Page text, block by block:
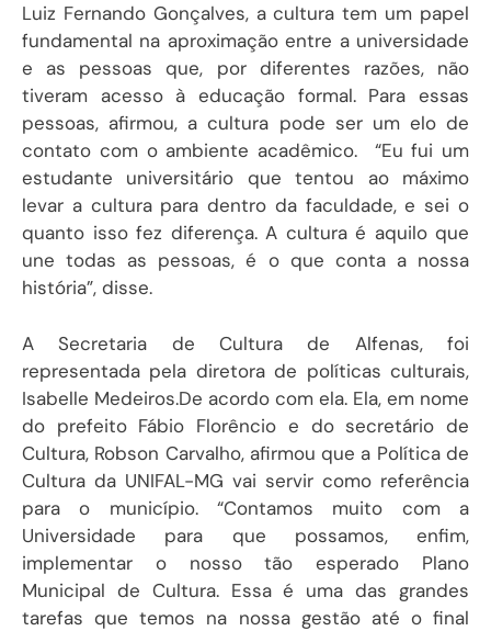
Luiz Fernando Gonçalves, a cultura tem um papel
fundamental na aproximação entre a universidade
e as pessoas que, por diferentes razões, não
tiveram acesso à educação formal. Para essas
pessoas, afirmou, a cultura pode ser um elo de
contato com o ambiente acadêmico. “Eu fui um
estudante universitário que tentou ao máximo
levar a cultura para dentro da faculdade, e sei o
quanto isso fez diferença. A cultura é aquilo que
une todas as pessoas, é o que conta a nossa
história”, disse.
A Secretaria de Cultura de Alfenas, foi
representada pela diretora de políticas culturais,
Isabelle Medeiros.De acordo com ela. Ela, em nome
do prefeito Fábio Florêncio e do secretário de
Cultura, Robson Carvalho, afirmou que a Política de
Cultura da UNIFAL-MG vai servir como referência
para o município. “Contamos muito com a
Universidade para que possamos, enfim,
implementar o nosso tão esperado Plano
Municipal de Cultura. Essa é uma das grandes
tarefas que temos na nossa gestão até o final